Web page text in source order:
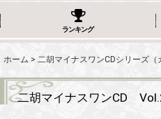
ランキング
ホーム > 二胡マイナスワンCDシリーズ（
二胡マイナスワンCD